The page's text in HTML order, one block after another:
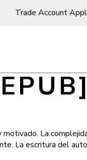
Trade Account
motivado. La
La escritura del